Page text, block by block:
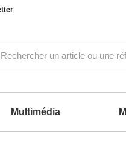
Multimédia